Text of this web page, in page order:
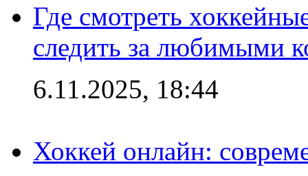
Где смотреть
следить за любимыми
6.11.2025, 18:44
Хоккей онлайн: